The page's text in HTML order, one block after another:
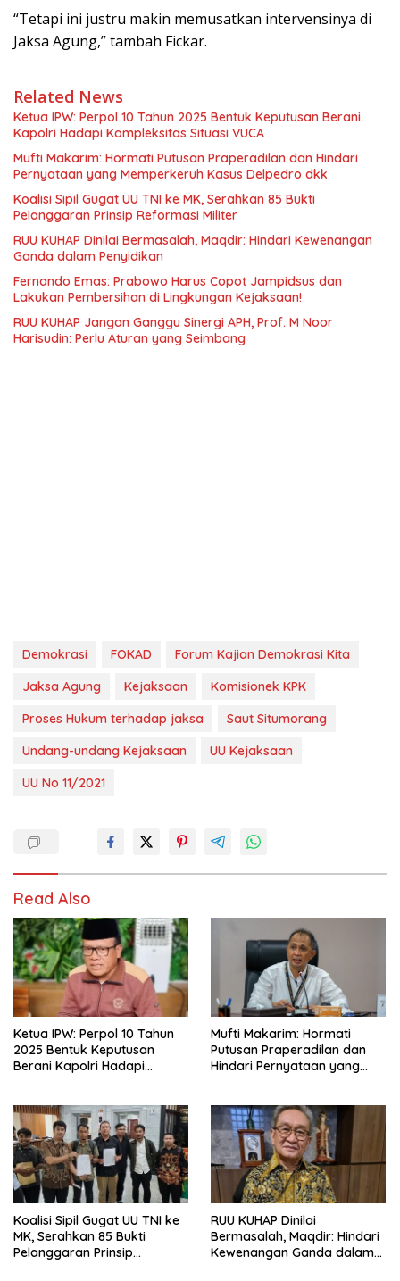
“Tetapi ini justru makin memusatkan intervensinya di
Jaksa Agung,” tambah Fickar.
Related News
Ketua IPW: Perpol 10 Tahun 2025 Bentuk Keputusan Berani
Kapolri Hadapi Kompleksitas Situasi VUCA
Mufti Makarim: Hormati Putusan Praperadilan dan Hindari
Pernyataan yang Memperkeruh Kasus Delpedro dkk
Koalisi Sipil Gugat UU TNI ke MK, Serahkan 85 Bukti
Pelanggaran Prinsip Reformasi Militer
RUU KUHAP Dinilai Bermasalah, Maqdir: Hindari Kewenangan
Ganda dalam Penyidikan
Fernando Emas: Prabowo Harus Copot Jampidsus dan
Lakukan Pembersihan di Lingkungan Kejaksaan!
RUU KUHAP Jangan Ganggu Sinergi APH, Prof. M Noor
Harisudin: Perlu Aturan yang Seimbang
Demokrasi FOKAD
Forum Kajian Demokrasi Kita
Jaksa Agung
Kejaksaan
Komisionek KPK
Proses Hukum terhadap jaksa
Saut Situmorang
Undang-undang Kejaksaan
UU Kejaksaan
UU No 11/2021
Read Also
Ketua IPW: Perpol 10 Tahun
2025 Bentuk Keputusan
Berani Kapolri Hadapi
Mufti Makarim: Hormati
Putusan Praperadilan dan
Hindari Pernyataan yang
Koalisi Sipil Gugat UU TNI ke
MK, Serahkan 85 Bukti
Pelanggaran Prinsip
RUU KUHAP Dinilai
Bermasalah, Maqdir: Hindari
Kewenangan Ganda dalam